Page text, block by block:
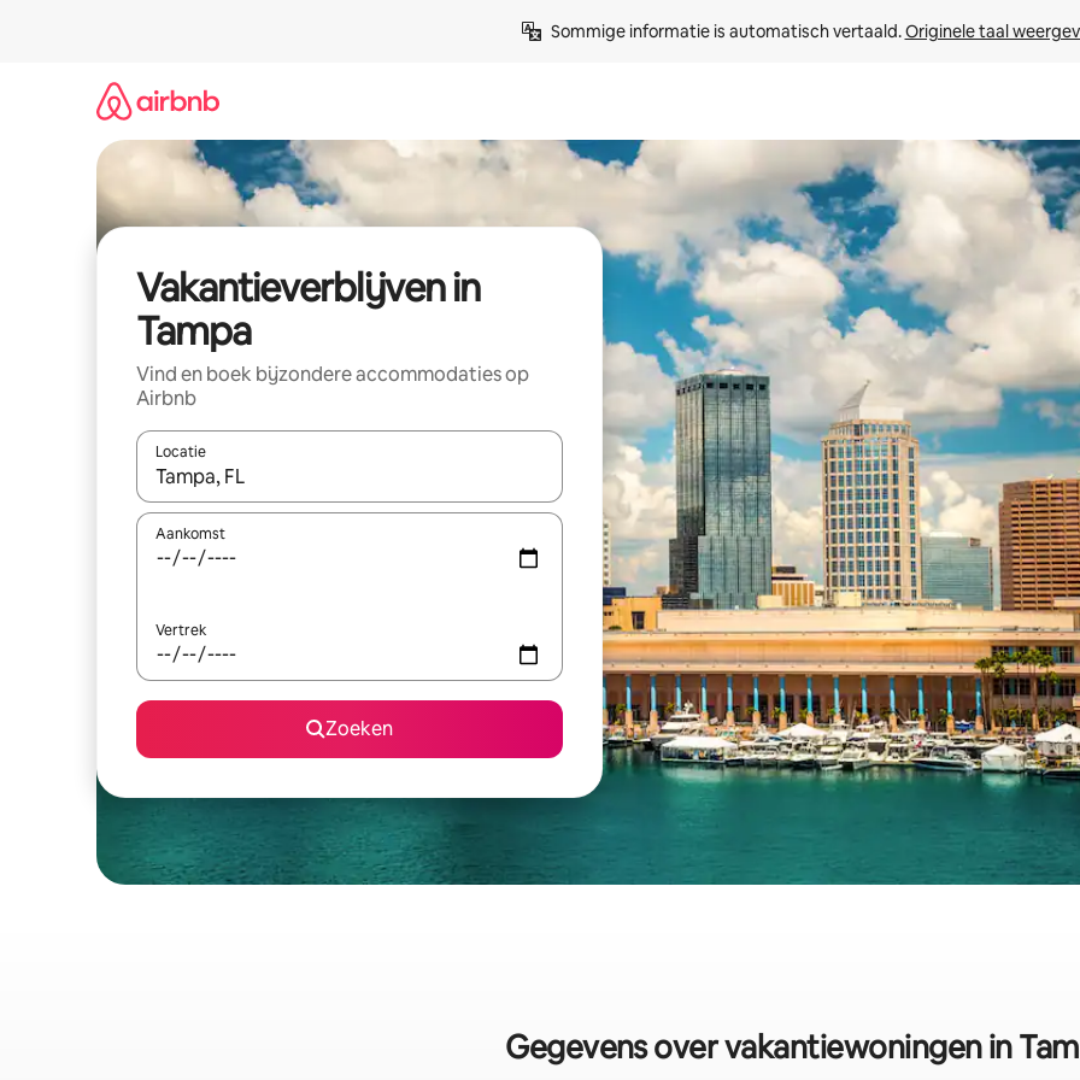
Sommige informatie is automatisch vertaald. Originele taal
Vakantieverblijven in
Tampa
Vind en boek bijzondere accommodaties op
Airbnb
Locatie
Wanneer er resultaten beschikbaar zijn, maak je een keuze met je de pijltjestoetsen omhoog en omlaag, óf door te
Aankomst
Vertrek
Zoeken
Gegevens over vakantiewoningen in